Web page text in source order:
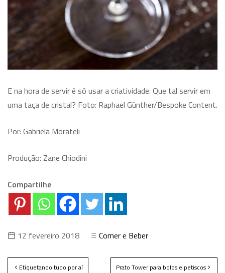
E na hora de servir é só usar a criatividade. Que tal servir em
uma taça de cristal? Foto: Raphael Günther/Bespoke Content.
Por: Gabriela Morateli
Produção: Zane Chiodini
Compartilhe
12 fevereiro 2018 Comer e Beber
Etiquetando tudo por aí Prato Tower para bolos e petiscos